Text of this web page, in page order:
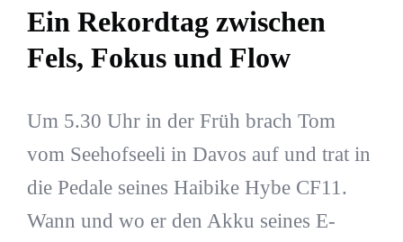
Ein Rekordtag zwischen
Fels, Fokus und Flow
Um 5.30 Uhr in der Früh brach Tom
vom Seehofseeli in Davos auf und trat in
die Pedale seines Haibike Hybe CF11.
Wann und wo er den Akku seines E-